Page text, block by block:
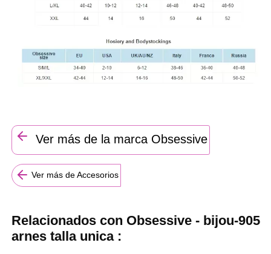
Ver más de la marca Obsessive
Ver más de Accesorios
Relacionados con Obsessive - bijou-905
arnes talla unica :